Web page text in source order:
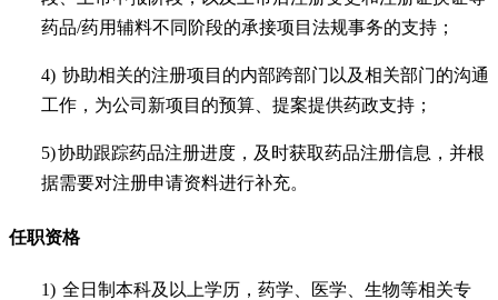
药品/药用辅料不同阶段的承接项目法规事务的支持；
4) 协助相关的注册项目的内部跨部门以及相关部门的沟通
工作，为公司新项目的预算、提案提供药政支持；
5)协助跟踪药品注册进度，及时获取药品注册信息，并根
据需要对注册申请资料进行补充。
任职资格
1) 全日制本科及以上学历，药学、医学、生物等相关专